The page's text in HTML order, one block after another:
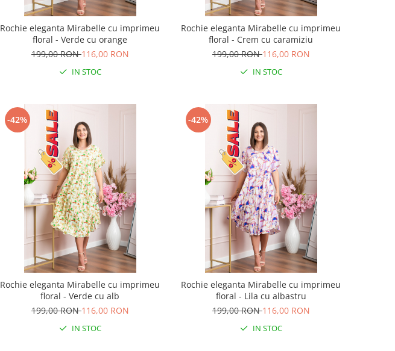
Rochie eleganta Mirabelle cu imprimeu
floral - Verde cu orange
199,00 RON116,00 RON
IN STOC
Rochie eleganta Mirabelle cu imprimeu
floral - Crem cu caramiziu
199,00 RON116,00 RON
IN STOC
-42%
Rochie eleganta Mirabelle cu imprimeu
floral - Verde cu alb
199,00 RON116,00 RON
IN STOC
-42%
Rochie eleganta Mirabelle cu imprimeu
floral - Lila cu albastru
199,00 RON116,00 RON
IN STOC